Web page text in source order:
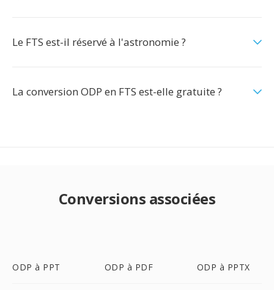
Le FTS est-il réservé à l'astronomie ?
La conversion ODP en FTS est-elle gratuite ?
Conversions associées
ODP à PPT ODP à PDF ODP à PPTX